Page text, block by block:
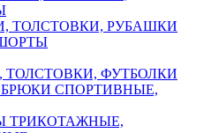
ТОЛСТОВКИ, РУБАШКИ
ТОЛСТОВКИ, ФУТБОЛКИ
СПОРТИВНЫЕ,
ТРИКОТАЖНЫЕ,